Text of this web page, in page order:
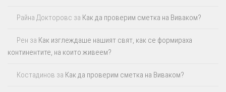
Райна Докторовс за Как да проверим сметка на Виваком?
Рен за Как изглеждаше нашият свят, как се формираха
континентите, на които живеем?
Костадинов за Как да проверим сметка на Виваком?